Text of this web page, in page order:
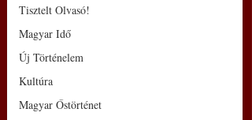
Tisztelt Olvasó!
Magyar Idő
Új Történelem
Kultúra
Magyar Őstörténet